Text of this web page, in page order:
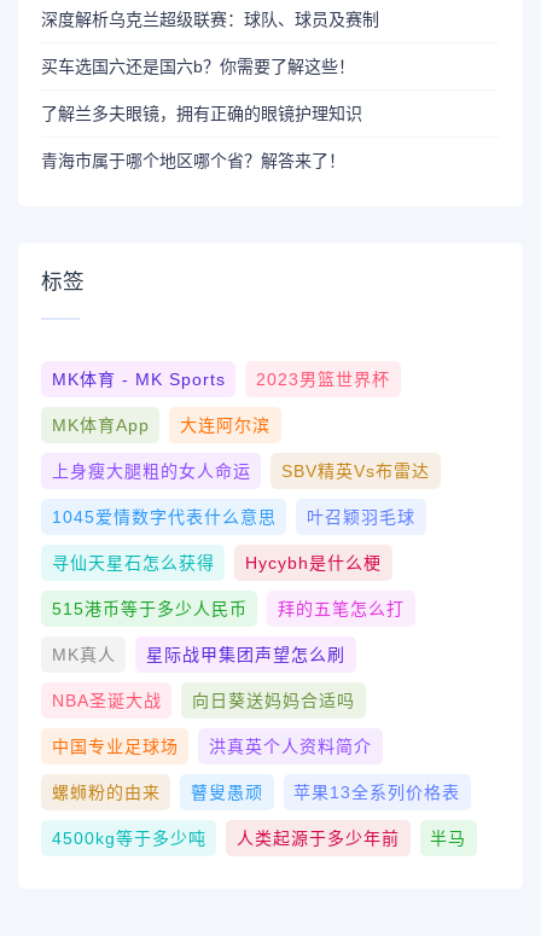
深度解析乌克兰超级联赛：球队、球员及赛制
买车选国六还是国六b？你需要了解这些！
了解兰多夫眼镜，拥有正确的眼镜护理知识
青海市属于哪个地区哪个省？解答来了！
标签
MK体育 - MK Sports 2023男篮世界杯
MK体育App 大连阿尔滨
上身瘦大腿粗的女人命运 SBV精英vs布雷达
1045爱情数字代表什么意思 叶召颖羽毛球
寻仙天星石怎么获得 Hycybh是什么梗
515港币等于多少人民币 拜的五笔怎么打
MK真人 星际战甲集团声望怎么刷
NBA圣诞大战 向日葵送妈妈合适吗
中国专业足球场 洪真英个人资料简介
螺蛳粉的由来 瞽叟愚顽 苹果13全系列价格表
4500kg等于多少吨 人类起源于多少年前 半马